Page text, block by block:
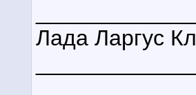
Лада Ларгус